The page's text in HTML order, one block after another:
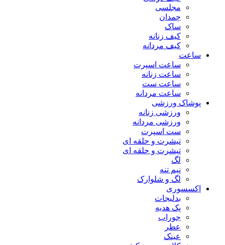
مجلسی
چمدان
ساک
کیف زنانه
کیف مردانه
ساعت
ساعت اسپرت
ساعت زنانه
ساعت ست
ساعت مردانه
پوشاک ورزشی
ورزشی زنانه
ورزشی مردانه
ست اسپرت
تیشرت و حلقه ای
تیشرت و حلقه ای
لگ
نیم تنه
لگ و شلوارک
اکسسوری
بدلیجات
پک هدیه
جوراب
عطر
عینک